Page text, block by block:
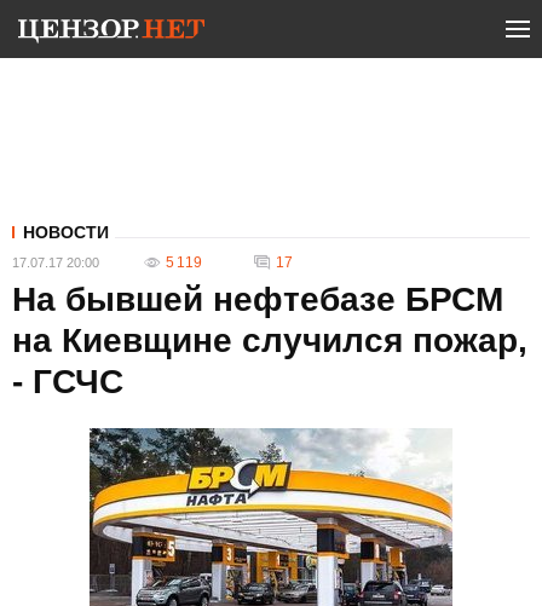
НОВОСТИ
17.07.17 20:00 5 119 17
На бывшей нефтебазе БРСМ
на Киевщине случился пожар,
- ГСЧС